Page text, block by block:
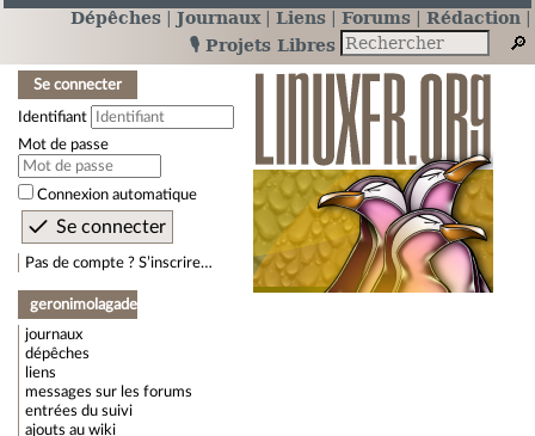
Dépêches Journaux Liens Forums
Rédaction
🎙️ Projets Libres
Se connecter
Identifiant
Mot de passe
Connexion automatique
Pas de compte ? S’inscrire…
geronimolagadec
journaux
dépêches
liens
messages sur les forums
entrées du suivi
ajouts au wiki